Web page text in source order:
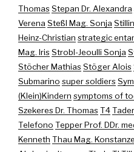
ThomasStepan Dr. Alexandra
Verena Steßl Mag. Sonja
Heinz-Christian strategic
Mag. IrisStrobl-Jeoulli Sonja
Stöcher MathiasStöger Alois
Submarino super soldiers
(Klein)Kindern symptoms of
Szekeres Dr. ThomasT4
Telefono Tepper Prof. DDr.
Kenneth Thau Mag. Konstanze